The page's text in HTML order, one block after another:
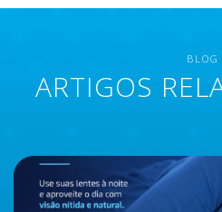
BLOG
ARTIGOS